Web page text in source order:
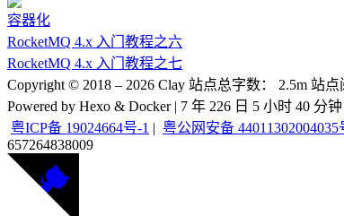
容器化
RocketMQ 4.x 入门教程之六
RocketMQ 4.x 入门教程之七
Copyright © 2018 – 2026 Clay 站点总字数： 2.5m 站点
Powered by Hexo & Docker | 7 年 226 日 5 小时 40 分
粤ICP备 19024664号-1 | 粤公网安备 44011302004035
657264838009